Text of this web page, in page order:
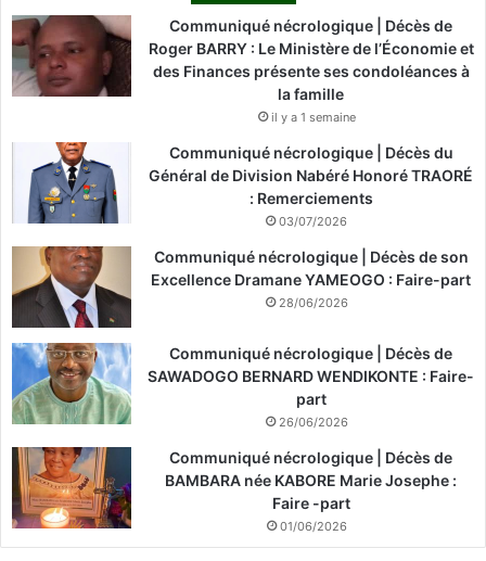
Communiqué nécrologique | Décès de
Roger BARRY : Le Ministère de l’Économie et
des Finances présente ses condoléances à
la famille
il y a 1 semaine
Communiqué nécrologique | Décès du
Général de Division Nabéré Honoré TRAORÉ
: Remerciements
03/07/2026
Communiqué nécrologique | Décès de son
Excellence Dramane YAMEOGO : Faire-part
28/06/2026
Communiqué nécrologique | Décès de
SAWADOGO BERNARD WENDIKONTE : Faire-
part
26/06/2026
Communiqué nécrologique | Décès de
BAMBARA née KABORE Marie Josephe :
Faire -part
01/06/2026